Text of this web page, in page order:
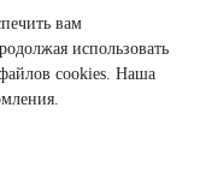
согласие
вам
использовать
файлов cookies. Наша